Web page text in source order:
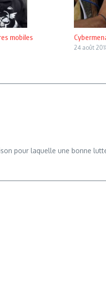
mobiles
24 août
pour laquelle une bonne